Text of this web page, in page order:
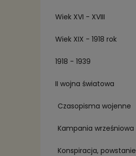
Wiek XVI - XVIII
Wiek XIX - 1918 rok
1918 - 1939
II wojna światowa
Czasopisma wojenne
Kampania wrześniowa
Konspiracja, powstanie